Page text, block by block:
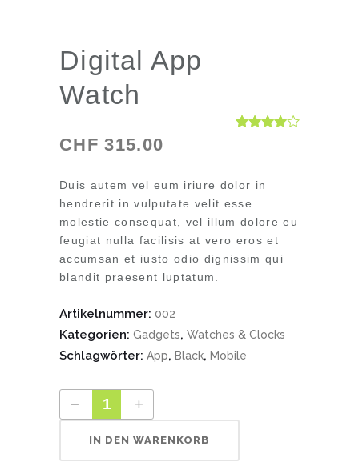
Digital App
Watch
auf
Kundenbewertung
CHF 315.00
Duis autem vel eum iriure dolor in
hendrerit in vulputate velit esse
molestie consequat, vel illum dolore eu
feugiat nulla facilisis at vero eros et
accumsan et iusto odio dignissim qui
blandit praesent luptatum.
Artikelnummer: 002
Kategorien: Gadgets, Watches & Clocks
Schlagwörter: App, Black, Mobile
IN DEN WARENKORB